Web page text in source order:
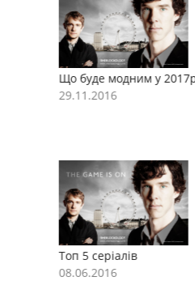
Що буде модним у 2017році
29.11.2016
Топ 5 серіалів
08.06.2016